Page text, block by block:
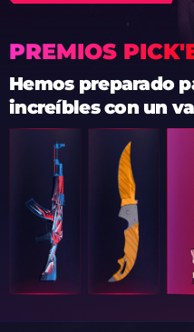
PREMIOS
Hemos preparado
increíbles con un